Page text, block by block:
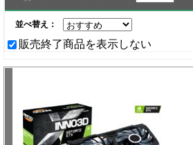
並べ替え：
販売終了商品を表示しない